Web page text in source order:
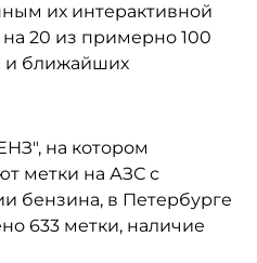
их интерактивной
20 из примерно 100
и ближайших
на котором
метки на АЗС с
бензина, в Петербурге
633 метки, наличие